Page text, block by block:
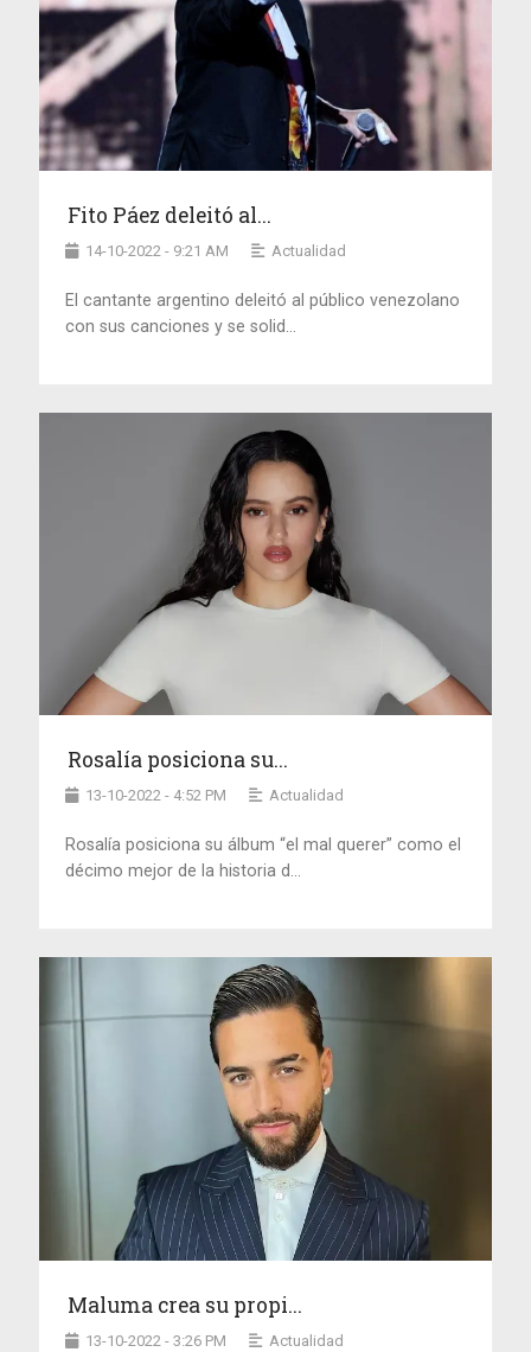
Fito Páez deleitó al...
14-10-2022 - 9:21 AM Actualidad
El cantante argentino deleitó al público venezolano
con sus canciones y se solid...
Rosalía posiciona su...
13-10-2022 - 4:52 PM Actualidad
Rosalía posiciona su álbum “el mal querer” como el
décimo mejor de la historia d...
Maluma crea su propi...
13-10-2022 - 3:26 PM Actualidad